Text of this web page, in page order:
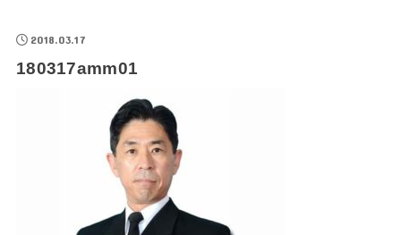
2018.03.17
180317amm01